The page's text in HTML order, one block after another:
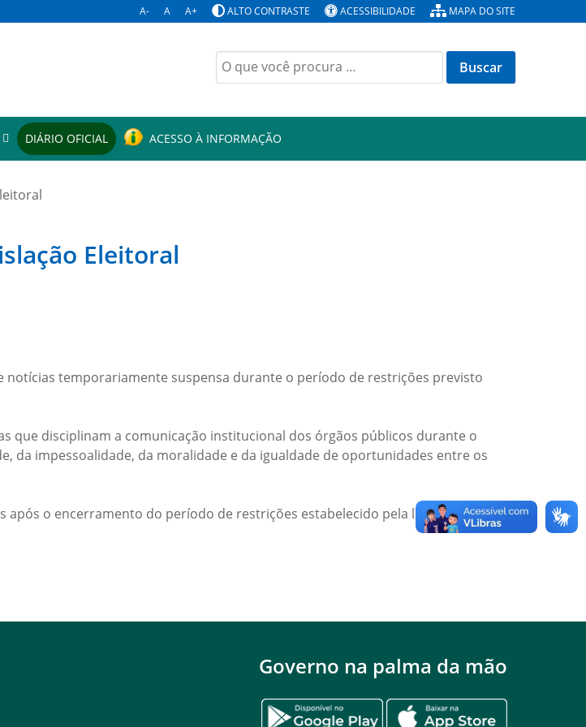
A- A A+ ALTO CONTRASTE ACESSIBILIDADE MAPA DO SITE
Buscar
por:
DIÁRIO OFICIAL ACESSO À INFORMAÇÃO
Eleitoral
temporariamente suspensa durante o período de restrições previsto
que disciplinam a comunicação institucional dos órgãos públicos durante o
da impessoalidade, da moralidade e da igualdade de oportunidades entre os
o encerramento do período de restrições estabelecido pela legislação
Governo na palma da mão